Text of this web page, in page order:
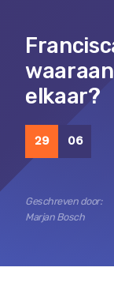
elkaar?
29 06
Geschreven door:
Marjan Bosch